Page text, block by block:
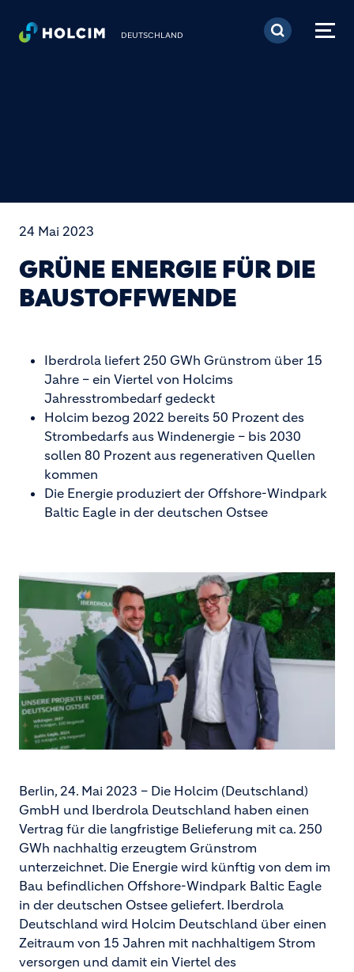
Direkt zum Inhalt
DEUTSCHLAND
24 Mai 2023
GRÜNE ENERGIE FÜR DIE
BAUSTOFFWENDE
Iberdrola liefert 250 GWh Grünstrom über 15
Jahre – ein Viertel von Holcims
Jahresstrombedarf gedeckt
Holcim bezog 2022 bereits 50 Prozent des
Strombedarfs aus Windenergie – bis 2030
sollen 80 Prozent aus regenerativen Quellen
kommen
Die Energie produziert der Offshore-Windpark
Baltic Eagle in der deutschen Ostsee
Berlin, 24. Mai 2023 – Die Holcim (Deutschland)
GmbH und Iberdrola Deutschland haben einen
Vertrag für die langfristige Belieferung mit ca. 250
GWh nachhaltig erzeugtem Grünstrom
unterzeichnet. Die Energie wird künftig von dem im
Bau befindlichen Offshore-Windpark Baltic Eagle
in der deutschen Ostsee geliefert. Iberdrola
Deutschland wird Holcim Deutschland über einen
Zeitraum von 15 Jahren mit nachhaltigem Strom
versorgen und damit ein Viertel des